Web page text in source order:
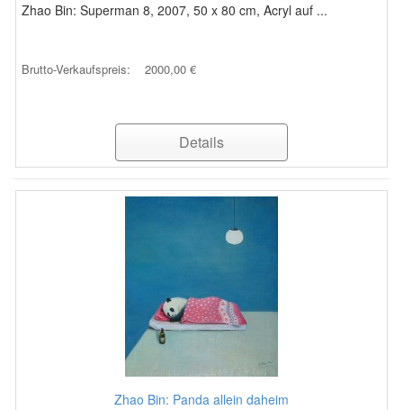
Zhao Bin: Superman 8, 2007, 50 x 80 cm, Acryl auf ...
Brutto-Verkaufspreis: 2000,00 €
Details
Zhao Bin: Panda allein daheim